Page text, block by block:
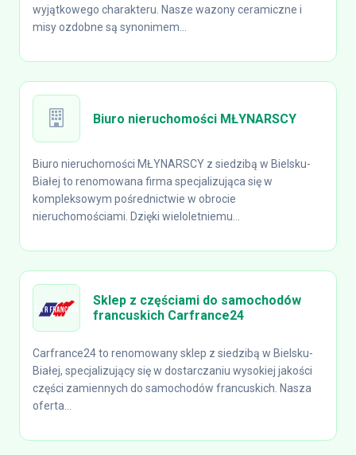
wyjątkowego charakteru. Nasze wazony ceramiczne i
misy ozdobne są synonimem...
Biuro nieruchomości MŁYNARSCY
Biuro nieruchomości MŁYNARSCY z siedzibą w Bielsku-
Białej to renomowana firma specjalizująca się w
kompleksowym pośrednictwie w obrocie
nieruchomościami. Dzięki wieloletniemu...
Sklep z częściami do samochodów
francuskich Carfrance24
Carfrance24 to renomowany sklep z siedzibą w Bielsku-
Białej, specjalizujący się w dostarczaniu wysokiej jakości
części zamiennych do samochodów francuskich. Nasza
oferta...